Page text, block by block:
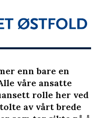
enn bare en
våre ansatte
rolle her ved
av vårt brede